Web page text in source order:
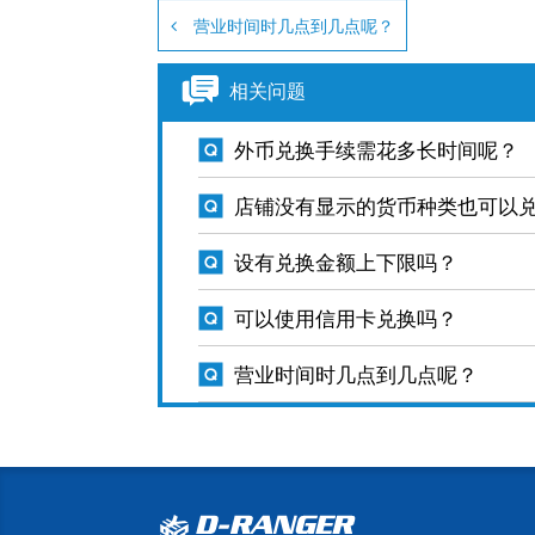
营业时间时几点到几点呢？
相关问题
外币兑换手续需花多长时间呢？
店铺没有显示的货币种类也可以
设有兑换金额上下限吗？
可以使用信用卡兑换吗？
营业时间时几点到几点呢？